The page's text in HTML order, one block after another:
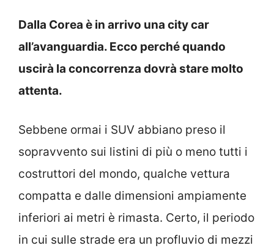
Dalla Corea è in arrivo una city car
all’avanguardia. Ecco perché quando
uscirà la concorrenza dovrà stare molto
attenta.
Sebbene ormai i SUV abbiano preso il
sopravvento sui listini di più o meno tutti i
costruttori del mondo, qualche vettura
compatta e dalle dimensioni ampiamente
inferiori ai metri è rimasta. Certo, il periodo
in cui sulle strade era un profluvio di mezzi